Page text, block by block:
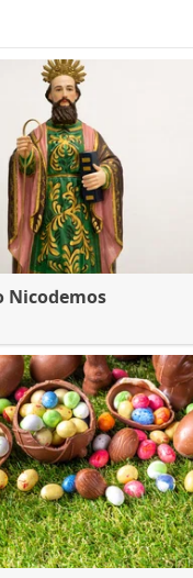
Nicodemos